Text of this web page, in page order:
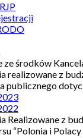
ze środków
realizowane z
publicznego
Realizowane z
“Polonia i Polacy